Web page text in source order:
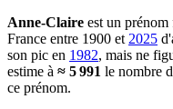
Anne-Claire est un prénom
France entre 1900 et 2025
son pic en 1982, mais ne
estime à ≈ 5 991 le nombre
ce prénom.